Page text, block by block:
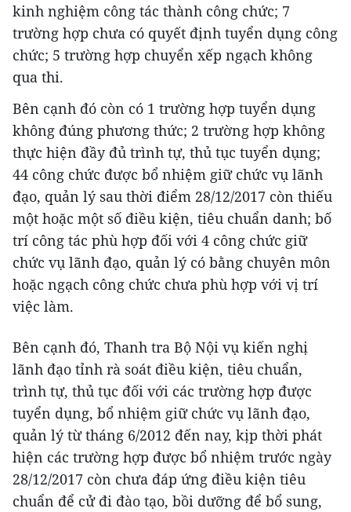
kinh nghiệm công tác thành công chức; 7
trường hợp chưa có quyết định tuyển dụng công
chức; 5 trường hợp chuyển xếp ngạch không
qua thi.
Bên cạnh đó còn có 1 trường hợp tuyển dụng
không đúng phương thức; 2 trường hợp không
thực hiện đầy đủ trình tự, thủ tục tuyển dụng;
44 công chức được bổ nhiệm giữ chức vụ lãnh
đạo, quản lý sau thời điểm 28/12/2017 còn thiếu
một hoặc một số điều kiện, tiêu chuẩn danh; bố
trí công tác phù hợp đối với 4 công chức giữ
chức vụ lãnh đạo, quản lý có bằng chuyên môn
hoặc ngạch công chức chưa phù hợp với vị trí
việc làm.
Bên cạnh đó, Thanh tra Bộ Nội vụ kiến nghị
lãnh đạo tỉnh rà soát điều kiện, tiêu chuẩn,
trình tự, thủ tục đối với các trường hợp được
tuyển dụng, bổ nhiệm giữ chức vụ lãnh đạo,
quản lý từ tháng 6/2012 đến nay, kịp thời phát
hiện các trường hợp được bổ nhiệm trước ngày
28/12/2017 còn chưa đáp ứng điều kiện tiêu
chuẩn để cử đi đào tạo, bồi dưỡng để bổ sung,